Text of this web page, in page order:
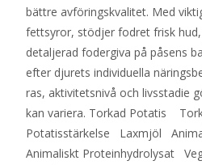
bättre avföringskvalitet. Med
fettsyror, stödjer fodret frisk
detaljerad fodergiva på påsens
efter djurets individuella
ras, aktivitetsnivå och livsstadie
kan variera. Torkad Potatis
Potatisstärkelse Laxmjöl
Animaliskt Proteinhydrolysat